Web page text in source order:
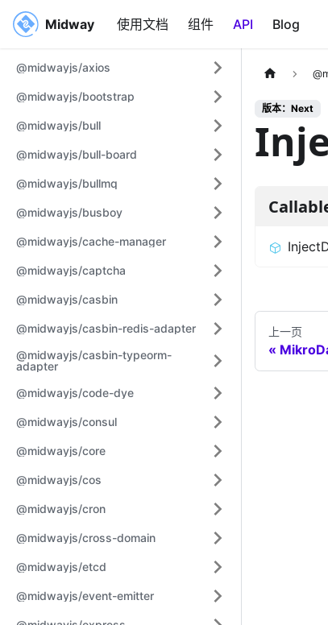
Midway 使用文档 组件 API Blog
Midway
@midwayjs/axios
@midwayjs/bootstrap
@midwayjs/bull
@midwayjs/bull-board
@midwayjs/bullmq
@midwayjs/busboy
@midwayjs/cache-manager
@midwayjs/captcha
@midwayjs/casbin
@midwayjs/casbin-redis-adapter
@midwayjs/casbin-typeorm-
adapter
@midwayjs/code-dye
@midwayjs/consul
@midwayjs/core
@midwayjs/cos
@midwayjs/cron
@midwayjs/cross-domain
@midwayjs/etcd
@midwayjs/event-emitter
版本：Next
上一页